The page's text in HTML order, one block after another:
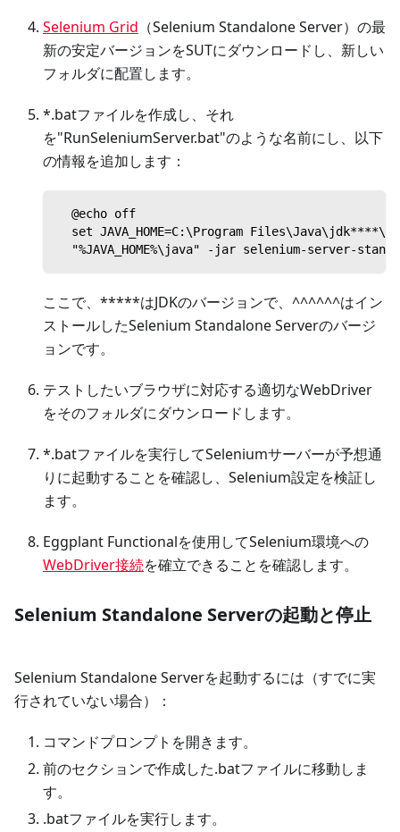
Selenium Grid （Selenium Standalone Server）の最
新の安定バージョンをSUTにダウンロードし、新しい
フォルダに配置します。
*.batファイルを作成し、それ
を"RunSeleniumServer.bat"のような名前にし、以下
の情報を追加します：
  @echo off
set JAVA_HOME=C:\Program
"%JAVA_HOME%\java" -jar selenium-server-
ここで、*****はJDKのバージョンで、^^^^^^はイン
ストールしたSelenium Standalone Serverのバージ
ョンです。
テストしたいブラウザに対応する適切なWebDriver
をそのフォルダにダウンロードします。
*.batファイルを実行してSeleniumサーバーが予想通
りに起動することを確認し、Selenium設定を検証し
ます。
Eggplant Functionalを使用してSelenium環境への
WebDriver接続を確立できることを確認します。
Selenium Standalone Serverの起動と停止
Selenium Standalone Serverを起動するには（すでに実
行されていない場合）：
コマンドプロンプトを開きます。
前のセクションで作成した.batファイルに移動しま
す。
.batファイルを実行します。